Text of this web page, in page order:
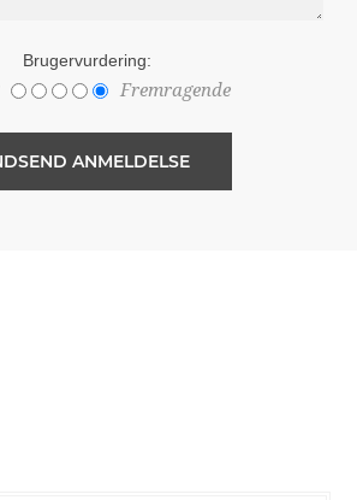
Brugervurdering:
Fremragende